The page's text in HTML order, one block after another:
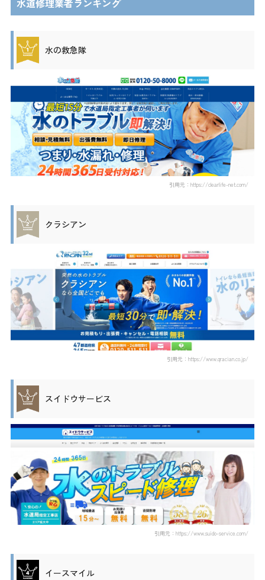
水の救急隊
引用元：https://clearlife-net.com/
クラシアン
引用元：https://www.qracian.co.jp/
スイドウサービス
引用元：https://www.suido-service.com/
イースマイル